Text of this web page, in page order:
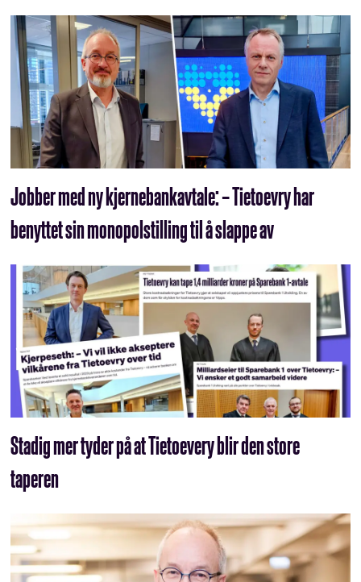
Jobber med ny kjernebankavtale: – Tietoevry har
benyttet sin monopolstilling til å slappe av
Stadig mer tyder på at Tietoevery blir den store
taperen